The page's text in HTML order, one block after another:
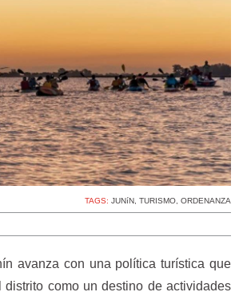
TAGS: JUNíN, TURISMO, ORDENANZA
avanza con una política turística que
distrito como un destino de actividades